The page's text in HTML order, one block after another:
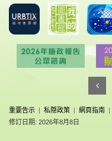
重要告示 | 私隠政策 | 網頁指南 |
修訂日期: 2026年8月8日